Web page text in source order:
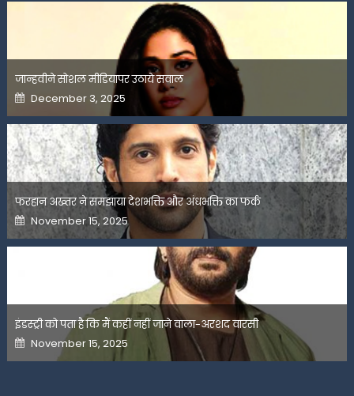
जान्हवीने सोशल मीडियापर उठाये सवाल
Posted
on
December 3, 2025
फरहान अख्तर ने समझाया देशभक्ति और अंधभक्ति का फर्क
Posted
on
November 15, 2025
इंडस्ट्री को पता है कि मैं कहीं नहीं जाने वाला-अरशद वारसी
Posted
on
November 15, 2025